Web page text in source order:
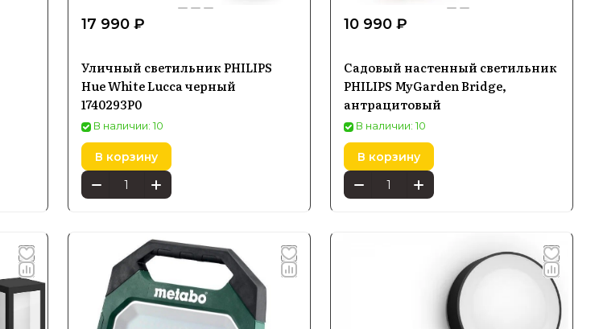
17 990 ₽
Уличный светильник PHILIPS
Hue White Lucca черный
1740293P0
В наличии: 10
В корзину
10 990 ₽
Садовый настенный светильник
PHILIPS MyGarden Bridge,
антрацитовый
В наличии: 10
В корзину